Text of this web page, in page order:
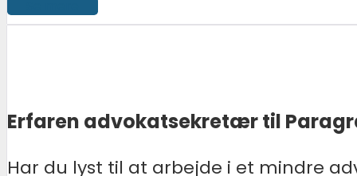
Erfaren advokatsekretær til
Har du lyst til at arbejde i et mindre